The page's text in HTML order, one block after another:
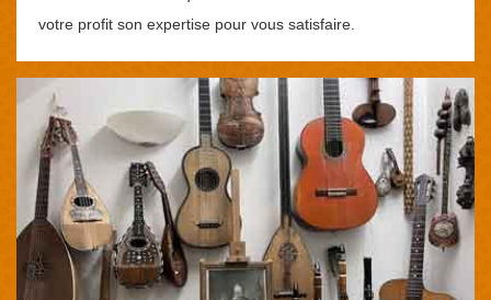
votre profit son expertise pour vous satisfaire.